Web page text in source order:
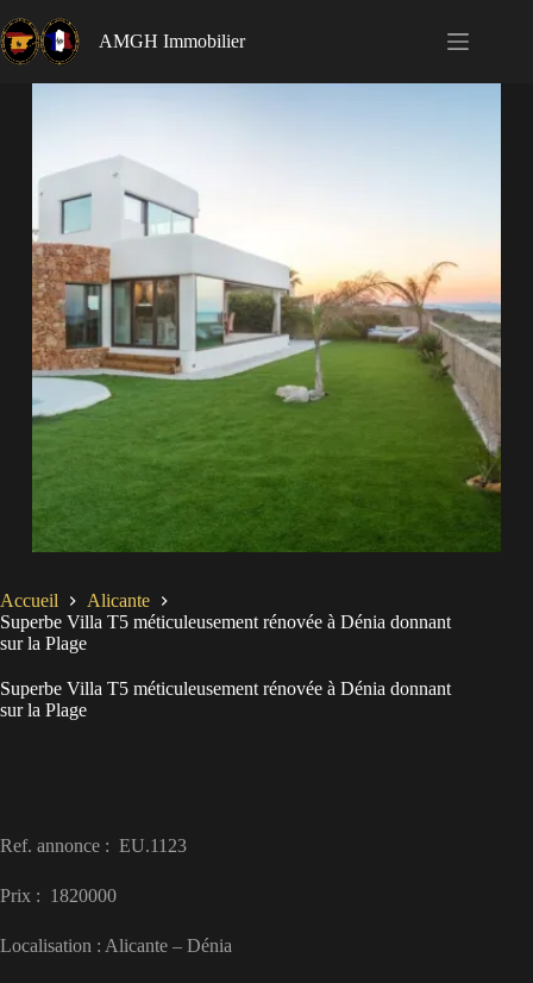
AMGH Immobilier
Accueil
Alicante
Superbe Villa T5 méticuleusement rénovée à Dénia donnant
sur la Plage
Superbe Villa T5 méticuleusement rénovée à Dénia donnant
sur la Plage
Ref. annonce : EU.1123
Prix : 1820000
Localisation : Alicante – Dénia